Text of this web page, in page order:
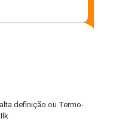
definição ou Termo-